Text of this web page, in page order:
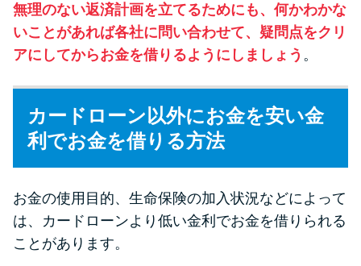
無理のない返済計画を立てるためにも、何かわかな
いことがあれば各社に問い合わせて、疑問点をクリ
アにしてからお金を借りるようにしましょう 。
カードローン以外にお金を安い金
利でお金を借りる方法
お金の使用目的、生命保険の加入状況などによって
は、カードローンより低い金利でお金を借りられる
ことがあります。